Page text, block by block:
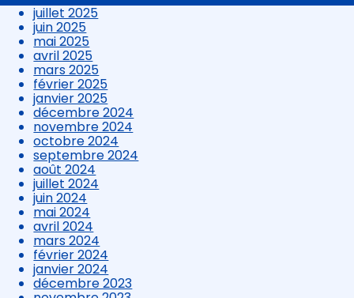
juillet 2025
juin 2025
mai 2025
avril 2025
mars 2025
février 2025
janvier 2025
décembre 2024
novembre 2024
octobre 2024
septembre 2024
août 2024
juillet 2024
juin 2024
mai 2024
avril 2024
mars 2024
février 2024
janvier 2024
décembre 2023